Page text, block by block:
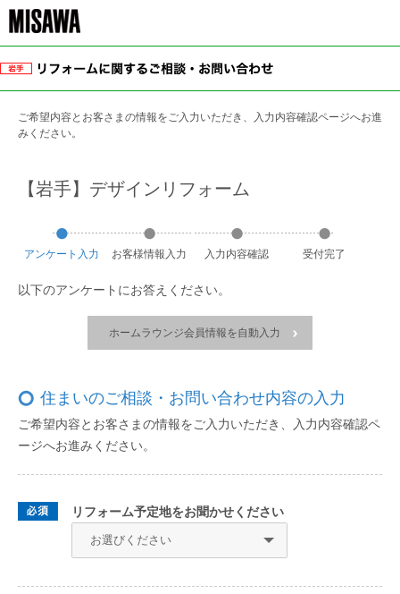
ご希望内容とお客さまの情報をご入力いただき、入力内容確認ページへお進
みください。
【岩手】デザインリフォーム
アンケート 入力 お客様情報 入力 入力内容確認 受付完了
以下のアンケートにお答えください。
ホームラウンジ会員情報を自動入力
住まいのご相談・お問い合わせ内容の入力
ご希望内容とお客さまの情報をご入力いただき、入力内容確認ペ
ージへお進みください。
リフォーム予定地をお聞かせください